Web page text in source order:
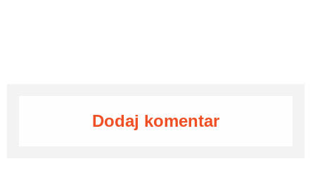
Dodaj komentar